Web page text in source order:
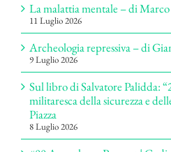
La malattia mentale – di
11 Luglio 2026
Archeologia repressiva – di
9 Luglio 2026
Sul libro di Salvatore Palidda:
militaresca della sicurezza e
Piazza
8 Luglio 2026